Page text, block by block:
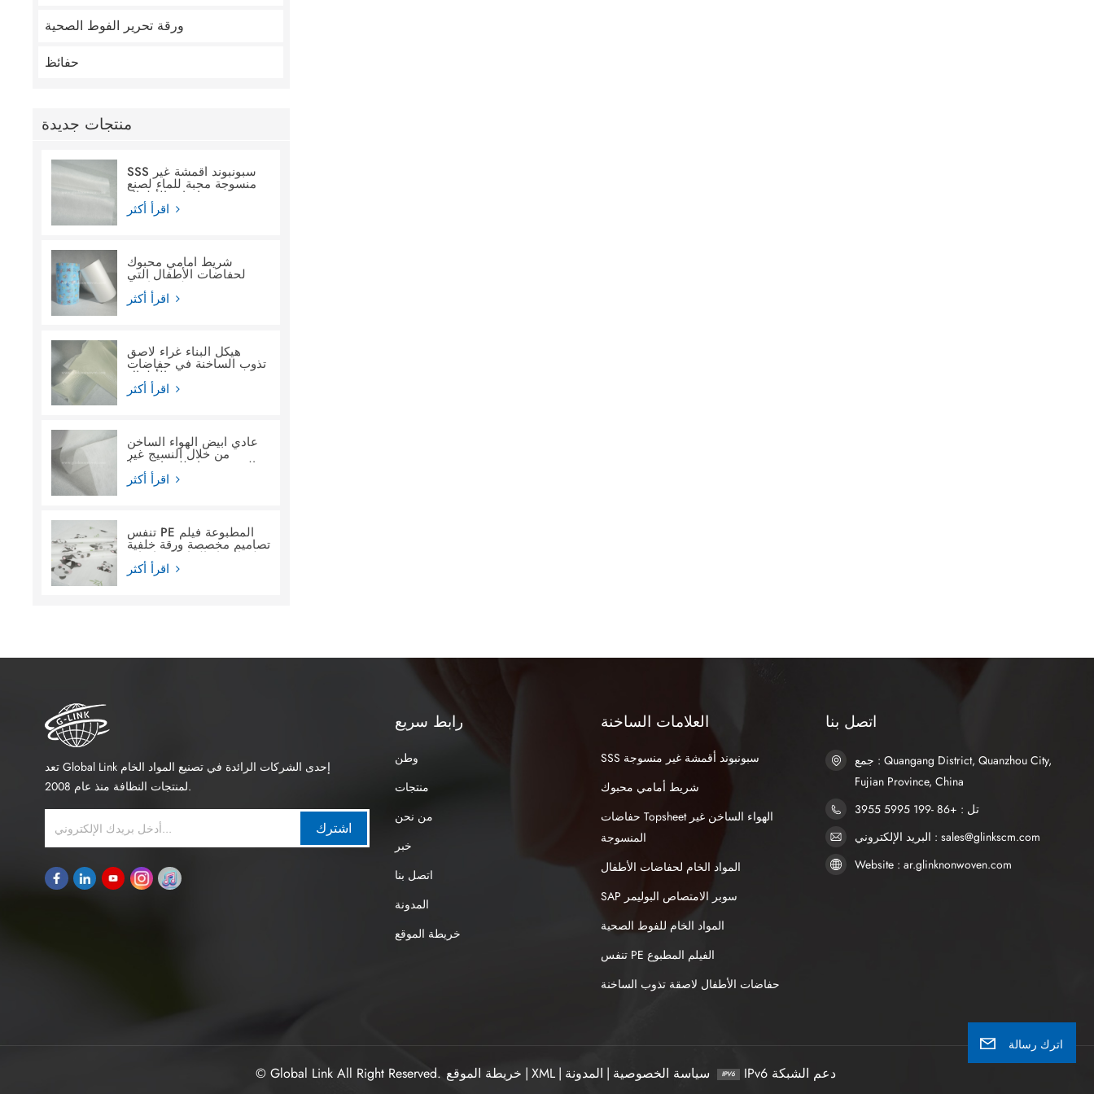
ورقة تحرير الفوط الصحية
حفائظ
منتجات جديدة
SSS سبونبوند أقمشة غير
منسوجة محبة للماء لصنع
حفاضات الأطفال
شريط أمامي محبوك
لحفاضات الأطفال التي
تستخدم لمرة واحدة
هيكل البناء غراء لاصق
تذوب الساخنة في حفاضات
الأطفال
عادي أبيض الهواء الساخن
من خلال النسيج غير
المنسوج ماء للنساء فوط
صحية
تنفس PE المطبوعة فيلم
تصاميم مخصصة ورقة خلفية
فيلم المواد الخام لحفاضات
الأطفال
تعد Global Link إحدى الشركات الرائدة في تصنيع المواد الخام
لمنتجات النظافة منذ عام 2008.
اشترك
رابط سريع
وطن
منتجات
من نحن
خبر
اتصل بنا
المدونة
خريطة الموقع
العلامات الساخنة
SSS سبونبوند أقمشة غير منسوجة
شريط أمامي محبوك
حفاضات Topsheet الهواء الساخن غير
المنسوجة
المواد الخام لحفاضات الأطفال
SAP سوبر الامتصاص البوليمر
المواد الخام للفوط الصحية
تنفس PE الفيلم المطبوع
حفاضات الأطفال لاصقة تذوب الساخنة
اتصل بنا
جمع : Quangang District, Quanzhou City,
Fujian Province, China
تل : +86 -199 5995 3955
البريد الإلكتروني : sales@glinkscm.com
Website : ar.glinknonwoven.com
© Global Link All Right Reserved. خريطة الموقع | XML | المدونة | سياسة الخصوصية IPv6 دعم الشبكة
اترك رسالة